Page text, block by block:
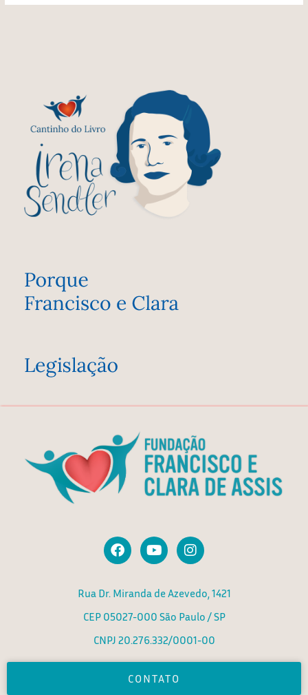
F
a
b
o
o
k
Y
o
u
b
e
I
n
a
g
r
a
Rua Dr. Miranda de Azevedo, 1421
CEP 05027-000 São Paulo / SP
CNPJ 20.276.332/0001-00
CONTATO